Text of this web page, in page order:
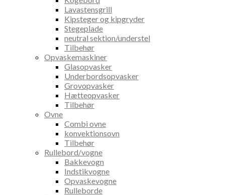
Lavastensgrill
Kipsteger og kipgryder
Stegeplade
neutral sektion/understel
Tilbehør
Opvaskemaskiner
Glasopvasker
Underbordsopvasker
Grovopvasker
Hætteopvasker
Tilbehør
Ovne
Combi ovne
konvektionsovn
Tilbehør
Rullebord/vogne
Bakkevogn
Indstikvogne
Opvaskevogne
Rulleborde